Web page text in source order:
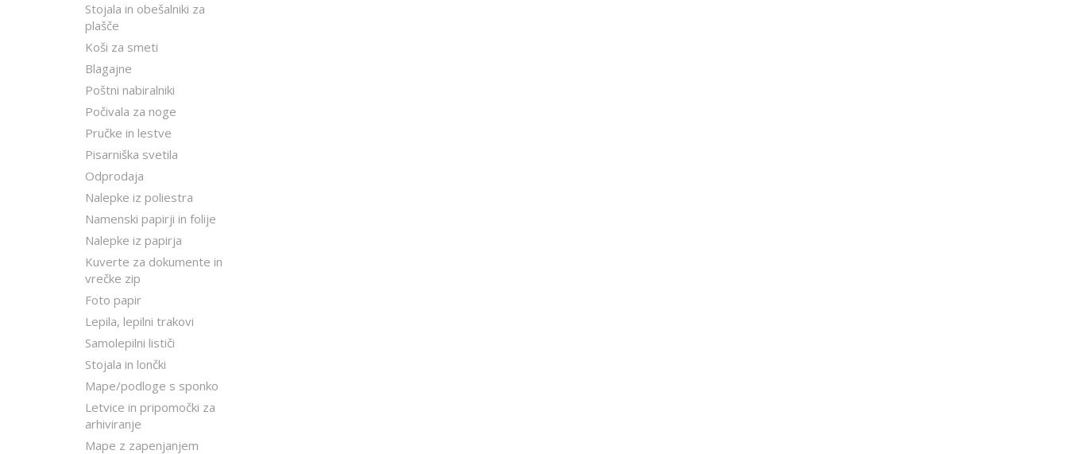
Stojala in obešalniki za
plašče
Koši za smeti
Blagajne
Poštni nabiralniki
Počivala za noge
Pručke in lestve
Pisarniška svetila
Odprodaja
Nalepke iz poliestra
Namenski papirji in folije
Nalepke iz papirja
Kuverte za dokumente in
vrečke zip
Foto papir
Lepila, lepilni trakovi
Samolepilni lističi
Stojala in lončki
Mape/podloge s sponko
Letvice in pripomočki za
arhiviranje
Mape z zapenjanjem